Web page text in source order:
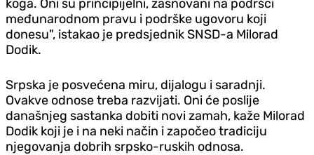
koga. Oni su principijelni, zasnovani na podršci
međunarodnom pravu i podrške ugovoru koji
donesu", istakao je predsjednik SNSD-a Milorad
Dodik.
Srpska je posvećena miru, dijalogu i saradnji.
Ovakve odnose treba razvijati. Oni će poslije
današnjeg sastanka dobiti novi zamah, kaže Milorad
Dodik koji je i na neki način i započeo tradiciju
njegovanja dobrih srpsko-ruskih odnosa.